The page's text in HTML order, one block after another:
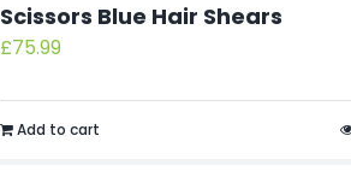
Scissors Blue Hair Shears
£75.99
Add to cart